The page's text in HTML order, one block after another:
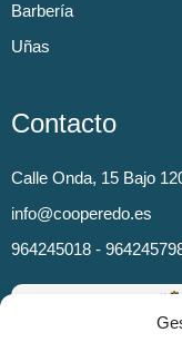
Barbería
Uñas
Contacto
Calle Onda, 15 Bajo
info@cooperedo.es
964245018 -